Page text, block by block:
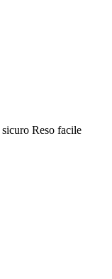
sicuro Reso facile